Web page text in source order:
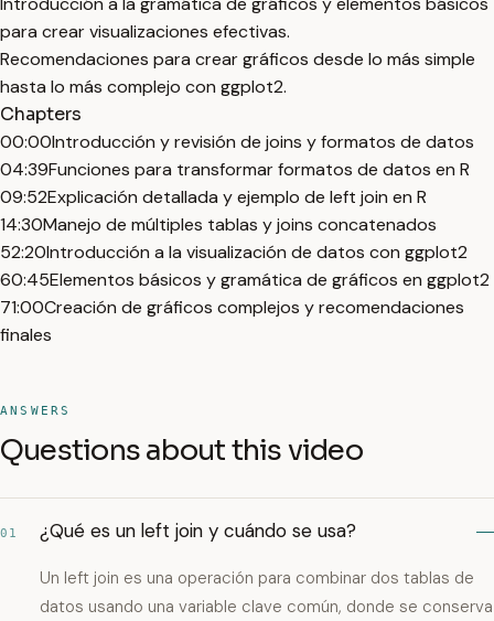
para crear visualizaciones efectivas.
Recomendaciones para crear gráficos desde lo más simple
hasta lo más complejo con ggplot2.
Chapters
00:00Introducción y revisión de joins y formatos de datos
04:39Funciones para transformar formatos de datos en R
09:52Explicación detallada y ejemplo de left join en R
14:30Manejo de múltiples tablas y joins concatenados
52:20Introducción a la visualización de datos con ggplot2
60:45Elementos básicos y gramática de gráficos en ggplot2
71:00Creación de gráficos complejos y recomendaciones
finales
ANSWERS
Questions about this video
01 ¿Qué es un left join y cuándo se usa?
Un left join es una operación para combinar dos tablas de
datos usando una variable clave común, donde se conserva